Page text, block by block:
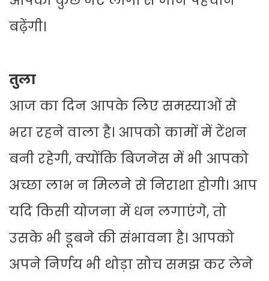
बढ़ेंगी।
तुला
आज का दिन आपके लिए समस्याओं से
भरा रहने वाला है। आपको कामों में टेंशन
बनी रहेगी, क्योंकि बिजनेस में भी आपको
अच्छा लाभ न मिलने से निराशा होगी। आप
यदि किसी योजना में धन लगाएंगे, तो
उसके भी डूबने की संभावना है। आपको
अपने निर्णय भी थोड़ा सोच समझ कर लेने